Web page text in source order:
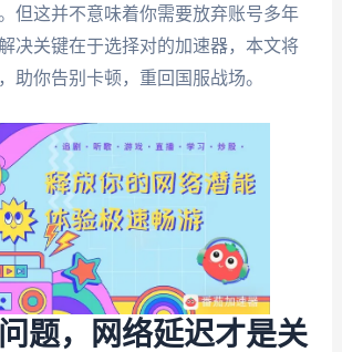
但这并不意味着你需要放弃账号多年
决关键在于选择对的加速器，本文将
助你告别卡顿，重回国服战场。
题，网络延迟才是关